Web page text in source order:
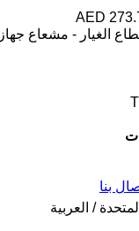
AED
الغيار - مشعاع
بنا
/ العربية